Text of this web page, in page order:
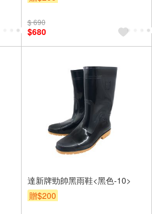
$ 690
$680
達新牌勁帥黑雨鞋<黑色-10>
贈$200